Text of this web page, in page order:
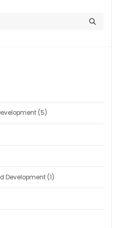
(5)
Development(1)